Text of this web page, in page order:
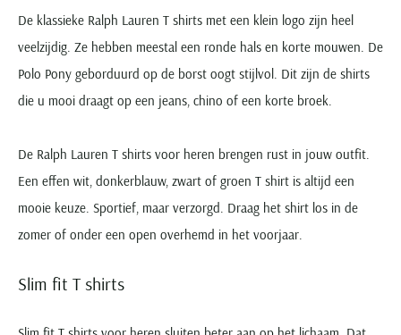
De klassieke Ralph Lauren T shirts met een klein logo zijn heel
veelzijdig. Ze hebben meestal een ronde hals en korte mouwen. De
Polo Pony geborduurd op de borst oogt stijlvol. Dit zijn de shirts
die u mooi draagt op een jeans, chino of een korte broek.
De Ralph Lauren T shirts voor heren brengen rust in jouw outfit.
Een effen wit, donkerblauw, zwart of groen T shirt is altijd een
mooie keuze. Sportief, maar verzorgd. Draag het shirt los in de
zomer of onder een open overhemd in het voorjaar.
Slim fit T shirts